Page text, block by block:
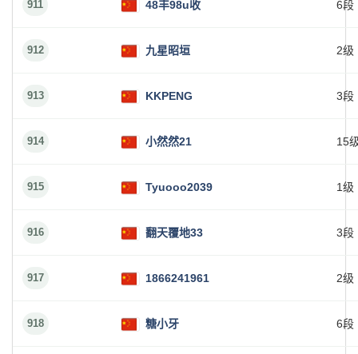
911 48丰98u收 6段
912 九星昭垣 2级
913 KKPENG 3段
914 小然然21 15
915 Tyuooo2039 1级
916 翻天覆地33 3段
917 1866241961 2级
918 糖小牙 6段